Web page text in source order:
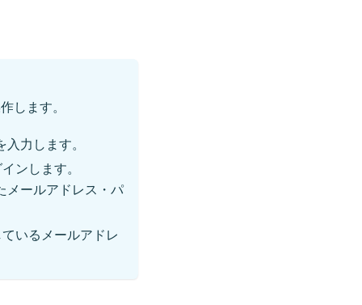
します。
力します。
ンします。
メールアドレス・パ
いるメールアドレ